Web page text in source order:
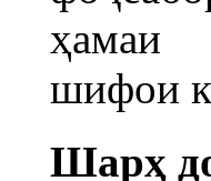
ҳамаи
шифои
Шарҳ